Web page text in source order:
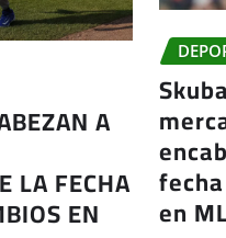
A
LA FECHA
EN en